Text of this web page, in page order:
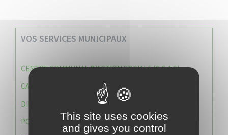
VOS SERVICES MUNICIPAUX
CENTRE COMMUNAL D’ACTION SOCIALE (C.C.A.S)
CAISSE DES ÉCOLES
DIRECTION DES SERVICES TECHNIQUES
POLICE MUNICIPALEThis site uses cookies
and gives you control